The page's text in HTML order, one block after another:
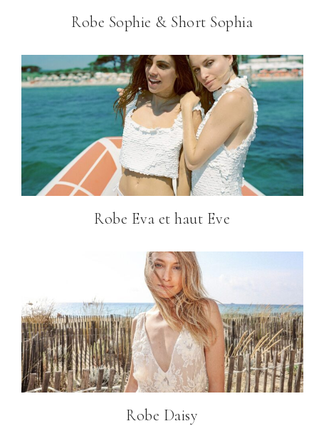
Robe Sophie & Short Sophia
Robe Eva et haut Eve
Robe Daisy